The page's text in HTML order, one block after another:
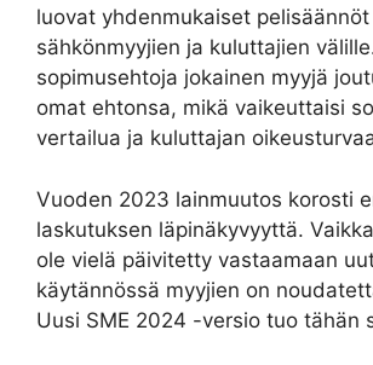
luovat yhdenmukaiset pelisäännöt
sähkönmyyjien ja kuluttajien
sopimusehtoja jokainen myyjä
omat ehtonsa, mikä vaikeuttaisi
vertailua ja kuluttajan
Vuoden 2023 lainmuutos korosti
laskutuksen läpinäkyvyyttä.
ole vielä päivitetty vastaamaan
käytännössä myyjien on
Uusi SME 2024 -versio tuo tähän